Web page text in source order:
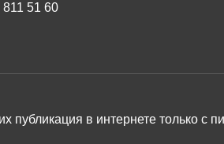
51 60
публикация в интернете только с